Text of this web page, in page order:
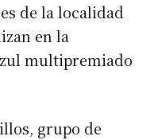
de la localidad
en la
multipremiado
grupo de